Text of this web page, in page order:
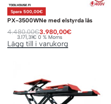
Spara 500,00€
PX-3500WNe med elstyrda lås
4.480,00€3.980,00€
3.171,31€ 0 % Moms
Lägg till i varukorg